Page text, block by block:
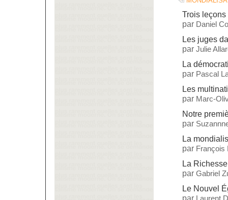
Trois
par Daniel
Les juges
par Julie
La
par Pascal
Les
par Marc-
Notre
par
La
par François
La
par Gabriel
Le Nouvel